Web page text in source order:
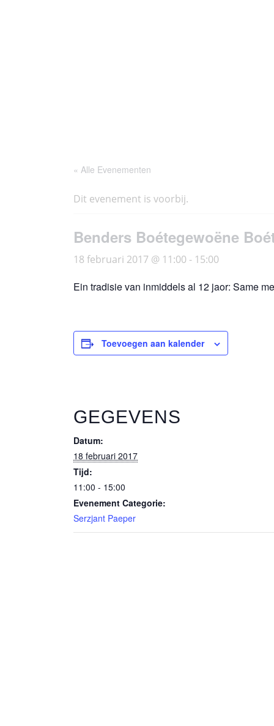
« Alle Evenementen
Dit evenement is voorbij.
Benders Boétegewoëne
18 februari 2017 @ 11:00 - 15:00
Ein tradisie van inmiddels al 12 jaor: Same
Toevoegen aan kalender
GEGEVENS
Datum:
18 februari 2017
Tijd:
11:00 - 15:00
Evenement Categorie:
Serzjant Paeper